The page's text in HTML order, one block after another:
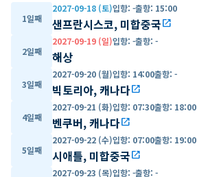
1일째
2027-09-18 (토)입항: -출항: 15:00
샌프란시스코, 미합중국open_in_new
2일째
2027-09-19 (일)입항: -출항: -
해상
3일째
2027-09-20 (월)입항: 14:00출항: -
빅토리아, 캐나다open_in_new
4일째
2027-09-21 (화)입항: 07:30출항: 18:00
벤쿠버, 캐나다open_in_new
5일째
2027-09-22 (수)입항: 07:00출항: 19:00
시애틀, 미합중국open_in_new
2027-09-23 (목)입항: -출항: -